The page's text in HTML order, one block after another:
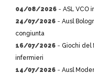
04/08/2026 - ASL VCO
24/07/2026 - Ausl
congiunta
16/07/2026 - Giochi del
infermieri
14/07/2026 - Ausl